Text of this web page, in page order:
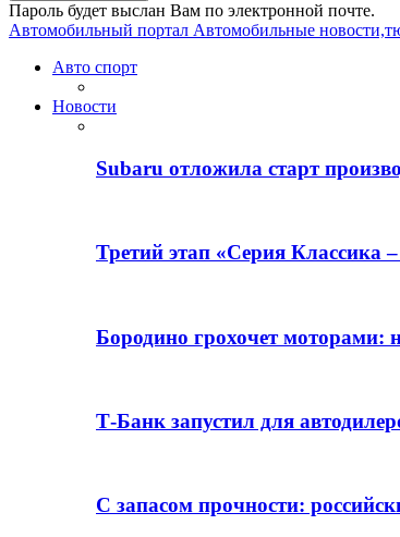
Пароль будет выслан Вам по электронной почте.
Автомобильный портал Автомобильные
Авто спорт
Новости
Subaru отложила старт
Третий этап «Серия Классика
Бородино грохочет
Т-Банк запустил для
С запасом прочности: